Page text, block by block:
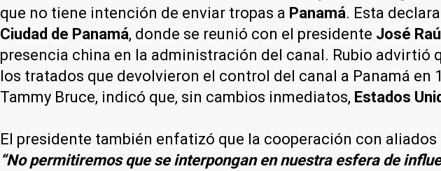
que no tiene intención de enviar tropas a Panamá. Esta
Ciudad de Panamá, donde se reunió con el presidente José
presencia china en la administración del canal. Rubio advirtió
los tratados que devolvieron el control del canal a Panamá en
Tammy Bruce, indicó que, sin cambios inmediatos, Estados
El presidente también enfatizó que la cooperación con
“No permitiremos que se interpongan en nuestra esfera de